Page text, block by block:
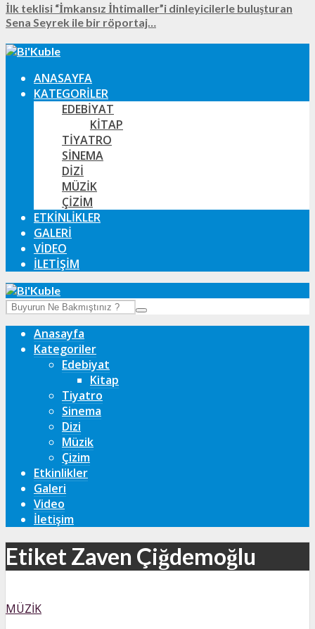
İlk teklisi “İmkansız İhtimaller”i dinleyicilerle buluşturan
Sena Seyrek ile bir röportaj…
ANASAYFA
KATEGORILER
EDEBIYAT
KITAP
TIYATRO
SINEMA
DIZI
MÜZIK
ÇIZIM
ETKINLIKLER
GALERI
VIDEO
İLETIŞIM
Anasayfa
Kategoriler
Edebiyat
Kitap
Tiyatro
Sinema
Dizi
Müzik
Çizim
Etkinlikler
Galeri
Video
İletişim
Etiket Zaven Çiğdemoğlu
MÜZIK